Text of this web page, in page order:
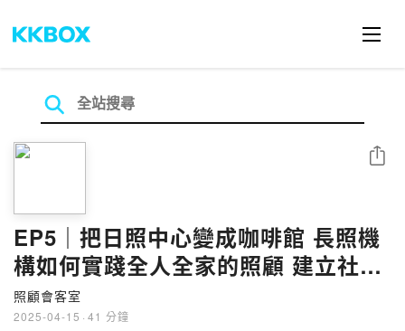
EP5｜把日照中心變成咖啡館 長照機
構如何實踐全人全家的照顧 建立社區
連結？ft.秀家人長照體系董事長邱暉
智
照顧會客室
2025-04-15 · 41 分鐘
分享